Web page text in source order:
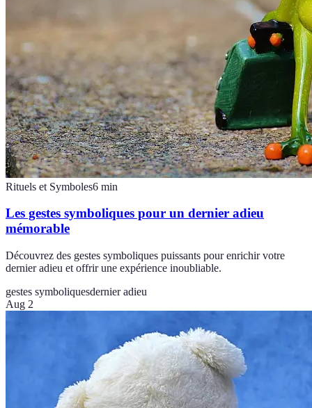
Rituels et Symboles6 min
Les gestes symboliques pour un dernier adieu
mémorable
Découvrez des gestes symboliques puissants pour enrichir votre
dernier adieu et offrir une expérience inoubliable.
gestes symboliquesdernier adieu
Aug 2